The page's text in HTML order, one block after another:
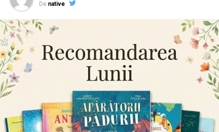
De native